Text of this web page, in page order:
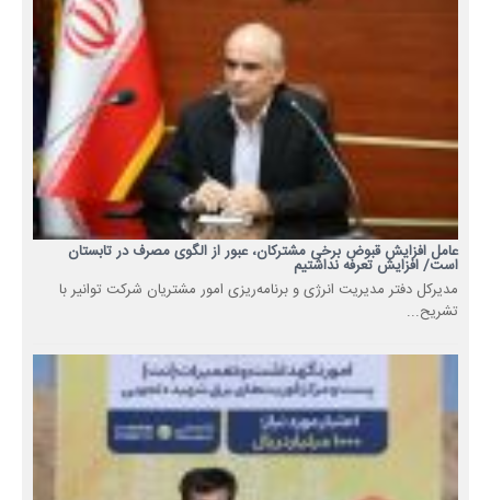
عامل افزایش قبوض برخی مشترکان، عبور از الگوی مصرف در تابستان
است/ افزایش تعرفه نداشتیم
مدیرکل دفتر مدیریت انرژی و برنامه‌ریزی امور مشتریان شرکت توانیر با
تشریح...